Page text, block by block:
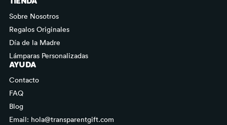
Sobre Nosotros
Regalos Originales
Día de la Madre
Lámparas Personalizadas
AYUDA
Contacto
FAQ
Blog
Email: hola@transparentgift.com